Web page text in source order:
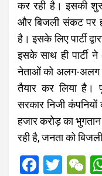
कर रही है। इसकी
और बिजली संकट पर
है। इसके लिए पार्टी
इसके साथ ही पार्टी
नेताओं को अलग-अलग
तैयार कर लिया है।
सरकार निजी
हजार करोड़ का
रही है, जनता को
F
T
W